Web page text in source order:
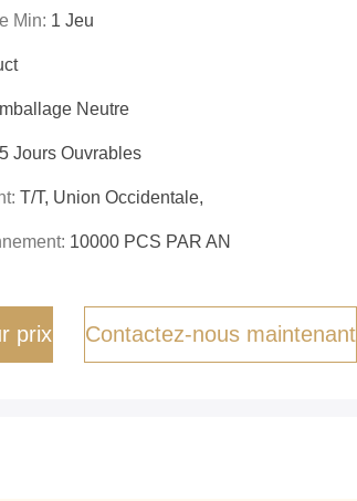
Min: 1 Jeu
Neutre
Jours Ouvrables
T/T, Union Occidentale,
10000 PCS PAR AN
prix Contactez-nous maintenant